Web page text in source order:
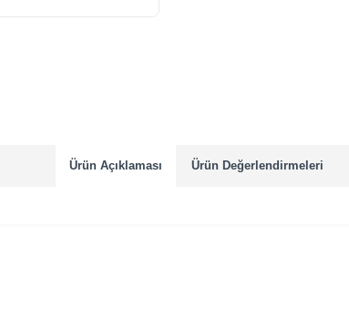
Ürün Açıklaması Ürün Değerlendirmeleri